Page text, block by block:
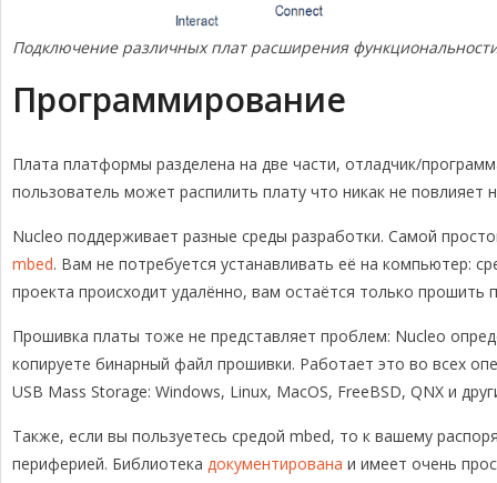
Подключение различных плат расширения
Программирование
Плата платформы разделена на две части, отладчик/
пользователь может распилить плату что никак не
Nucleo поддерживает разные среды разработки. Самой
mbed. Вам не потребуется устанавливать её на компьютер:
проекта происходит удалённо, вам остаётся только
Прошивка платы тоже не представляет проблем: Nucleo
копируете бинарный файл прошивки. Работает это во всех
USB Mass Storage: Windows, Linux, MacOS, FreeBSD, QNX и
Также, если вы пользуетесь средой mbed, то к вашему
периферией. Библиотека документирована и имеет очень